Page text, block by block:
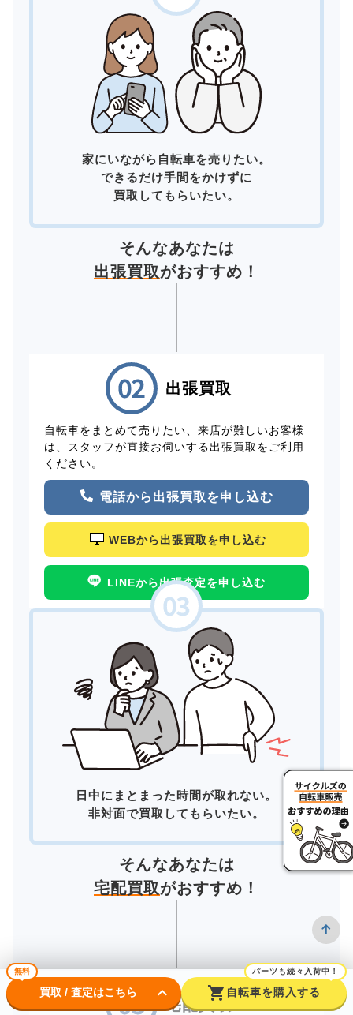
家にいながら自転車を売りたい。
できるだけ手間をかけずに
買取してもらいたい。
そんなあなたは
出張買取がおすすめ！
出張買取
自転車をまとめて売りたい、来店が難しいお客様
は、スタッフが直接お伺いする出張買取をご利用
ください。
電話から出張買取を申し込む
WEBから出張買取を申し込む
LINEから出張査定を申し込む
日中にまとまった時間が取れない。
非対面で買取してもらいたい。
そんなあなたは
宅配買取がおすすめ！
宅配買取
無料
買取 / 査定はこちら keyboard_arrow_down shopping_cart
パーツも続々入荷中！
自転車を購入する